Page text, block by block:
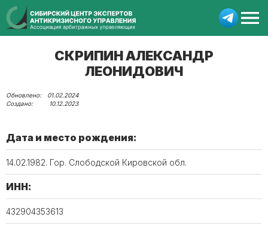
СКРИПИН АЛЕКСАНДР
ЛЕОНИДОВИЧ
01.02.2024
10.12.2023
Дата и место рождения:
14.02.1982. Гор. Слободской Кировской обл.
ИНН:
432904353613